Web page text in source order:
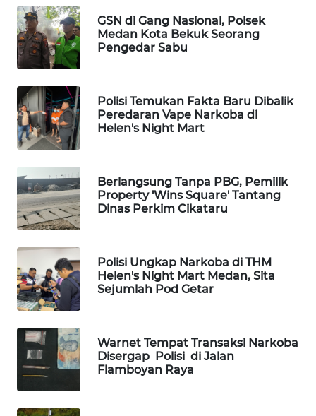
GSN di Gang Nasional, Polsek
Medan Kota Bekuk Seorang
Pengedar Sabu
Polisi Temukan Fakta Baru Dibalik
Peredaran Vape Narkoba di
Helen's Night Mart
Berlangsung Tanpa PBG, Pemilik
Property 'Wins Square' Tantang
Dinas Perkim Cikataru
Polisi Ungkap Narkoba di THM
Helen's Night Mart Medan, Sita
Sejumlah Pod Getar
Warnet Tempat Transaksi Narkoba
Disergap Polisi di Jalan
Flamboyan Raya
MARTABAT
NET
WATCH
MKLI
LPKKI
LKKI
PORTAL
KONSUMEN
FORWAMKI
ALPERKLINAS